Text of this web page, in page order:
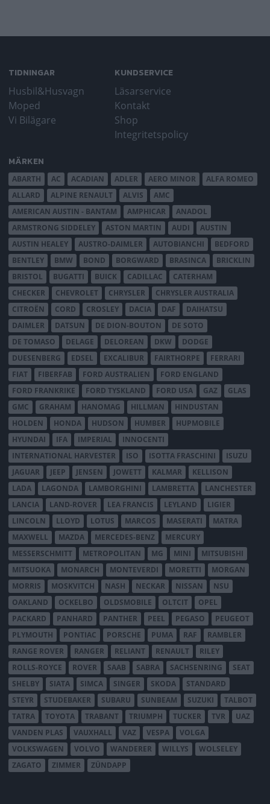
TIDNINGAR
Husbil&Husvagn
Moped
Vi Bilägare
KUNDSERVICE
Läsarservice
Kontakt
Shop
Integritetspolicy
MÄRKEN
ABARTH AC ACADIAN ADLER AERO MINOR
ALFA ROMEO
ALLARD
ALPINE RENAULT ALVIS
AMC
AMERICAN AUSTIN - BANTAM
AMPHICAR
ANADOL
ARMSTRONG SIDDELEY
ASTON MARTIN AUDI
AUSTIN
AUSTIN HEALEY
AUSTRO-DAIMLER AUTOBIANCHI
BEDFORD
BENTLEY
BMW BOND BORGWARD BRASINCA
BRICKLIN
BRISTOL
BUGATTI BUICK CADILLAC
CATERHAM
CHECKER
CHEVROLET CHRYSLER
CHRYSLER AUSTRALIA
CITROËN
CORD CROSLEY DACIA DAF
DAIHATSU
DAIMLER
DATSUN DE DION-BOUTON
DE SOTO
DE TOMASO
DELAGE DELOREAN DKW
DODGE
DUESENBERG
EDSEL EXCALIBUR FAIRTHORPE
FERRARI
FIAT
FIBERFAB FORD AUSTRALIEN
FORD ENGLAND
FORD FRANKRIKE
FORD TYSKLAND FORD USA GAZ
GLAS
GMC
GRAHAM HANOMAG HILLMAN
HINDUSTAN
HOLDEN
HONDA HUDSON HUMBER
HUPMOBILE
HYUNDAI
IFA IMPERIAL
INNOCENTI
INTERNATIONAL HARVESTER
ISO ISOTTA FRASCHINI
ISUZU
JAGUAR
JEEP JENSEN JOWETT KALMAR
KELLISON
LADA
LAGONDA LAMBORGHINI LAMBRETTA
LANCHESTER
LANCIA
LAND-ROVER LEA FRANCIS LEYLAND
LIGIER
LINCOLN
LLOYD LOTUS MARCOS MASERATI
MATRA
MAXWELL
MAZDA MERCEDES-BENZ
MERCURY
MESSERSCHMITT
METROPOLITAN MG MINI
MITSUBISHI
MITSUOKA
MONARCH MONTEVERDI MORETTI
MORGAN
MORRIS
MOSKVITCH NASH NECKAR NISSAN
NSU
OAKLAND
OCKELBO OLDSMOBILE OLTCIT
OPEL
PACKARD
PANHARD PANTHER PEEL PEGASO
PEUGEOT
PLYMOUTH
PONTIAC PORSCHE PUMA RAF
RAMBLER
RANGE ROVER
RANGER RELIANT RENAULT
RILEY
ROLLS-ROYCE
ROVER SAAB SABRA SACHSENRING
SEAT
SHELBY
SIATA SIMCA SINGER SKODA
STANDARD
STEYR
STUDEBAKER SUBARU SUNBEAM SUZUKI
TALBOT
TATRA
TOYOTA TRABANT TRIUMPH TUCKER TVR
UAZ
VANDEN PLAS
VAUXHALL VAZ VESPA
VOLGA
VOLKSWAGEN
VOLVO WANDERER WILLYS
WOLSELEY
ZAGATO
ZIMMER ZÜNDAPP